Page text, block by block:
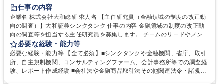
仕事の内容
企業名 株式会社大和総研 求人名 【主任研究員（金融領域の制度の改正動
向の調査）】大和証券シンクタンク 仕事の内容 金融領域の制度の改正動
向の調査等を担当する主任研究員を募集します。 チームのリードやメンバ
ーサポートもお任せいたします。 ■会社法、金融商品取引法などの金融・
証券に関する制度の改正動向の調査、レポート発信■大和証券グループ役
職員や大和証券グループ各社のお客様を対象とした■演会やレクチャーの
実施 ■経済雑誌等への寄稿、書籍の出版、マスコミからの取材対応、メデ
必要な経験・能力等
必要な経験・能力等 【全て必須】■シンクタンクや金融機関、省庁、取引
所、自主規制機関、コンサルティングファーム、会計事務所等での調査経
験、レポート作成経験 ■会社法や金融商品取引法その他関連法令・諸規